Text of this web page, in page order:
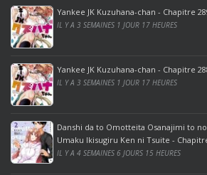
p
r
o
o
ff
i
c
e
2
0
1
Yankee JK Kuzuhana-chan - Chapitre
IL Y A 3 SEMAINES 1 JOUR 17 HEURES
Yankee JK Kuzuhana-chan - Chapitre
IL Y A 3 SEMAINES 1 JOUR 17 HEURES
Danshi da to Omotteita Osanajimi to
Umaku Ikisugiru Ken ni Tsuite -
IL Y A 4 SEMAINES 6 JOURS 15 HEURES